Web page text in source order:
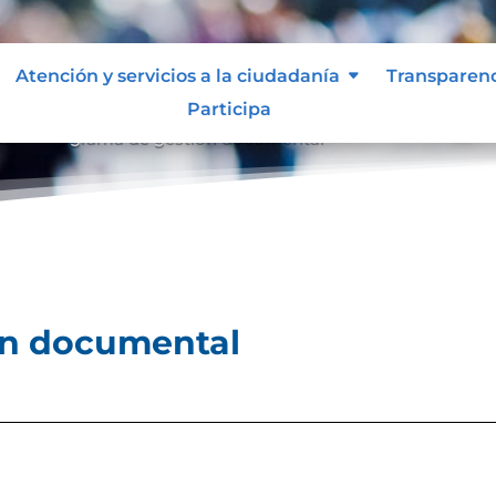
Atención y servicios a la ciudadanía
Participa
documental